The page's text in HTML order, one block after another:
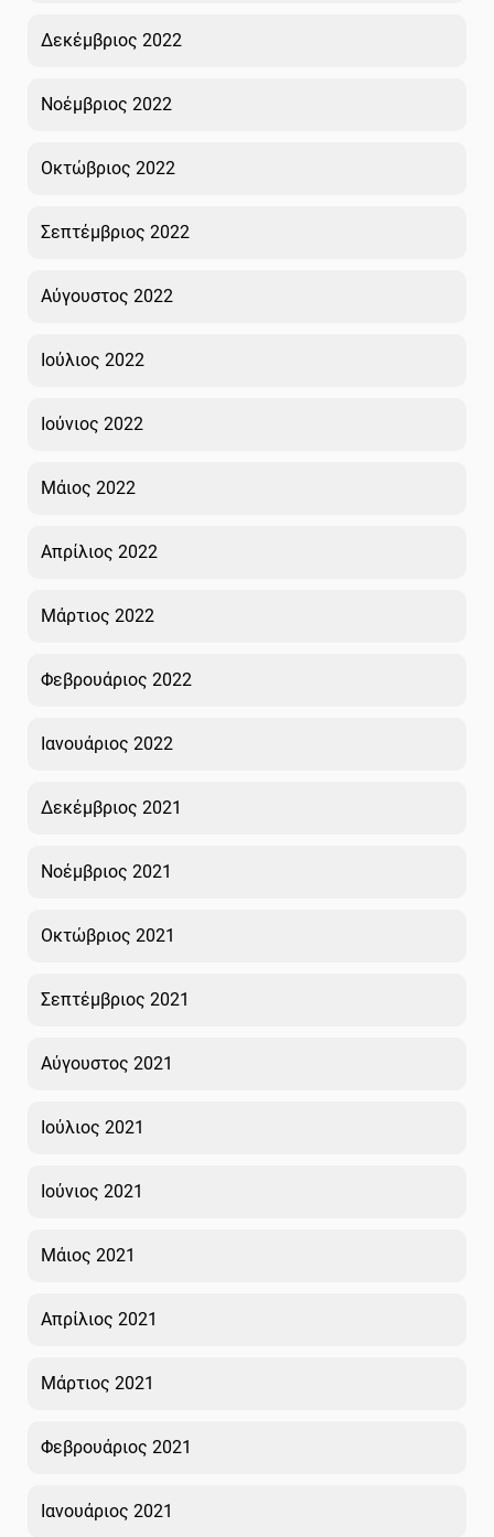
Δεκέμβριος 2022
Νοέμβριος 2022
Οκτώβριος 2022
Σεπτέμβριος 2022
Αύγουστος 2022
Ιούλιος 2022
Ιούνιος 2022
Μάιος 2022
Απρίλιος 2022
Μάρτιος 2022
Φεβρουάριος 2022
Ιανουάριος 2022
Δεκέμβριος 2021
Νοέμβριος 2021
Οκτώβριος 2021
Σεπτέμβριος 2021
Αύγουστος 2021
Ιούλιος 2021
Ιούνιος 2021
Μάιος 2021
Απρίλιος 2021
Μάρτιος 2021
Φεβρουάριος 2021
Ιανουάριος 2021